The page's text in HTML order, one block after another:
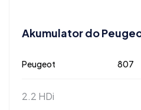
Akumulator do
Peugeot 807
2.2 HDi